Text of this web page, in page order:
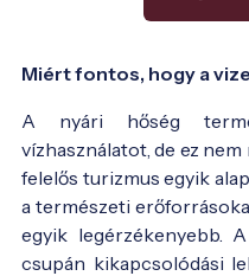
Miért fontos, hogy a
A nyári hőség
vízhasználatot, de ez
felelős turizmus egyik
a természeti
egyik legérzékenyebb.
csupán kikapcsolódási